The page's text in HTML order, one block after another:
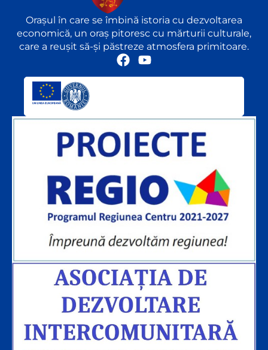
Orașul în care se îmbină istoria cu dezvoltarea
economică, un oraș pitoresc cu mărturii culturale,
care a reușit să-și păstreze atmosfera primitoare.
F
a
k
Y
o
e